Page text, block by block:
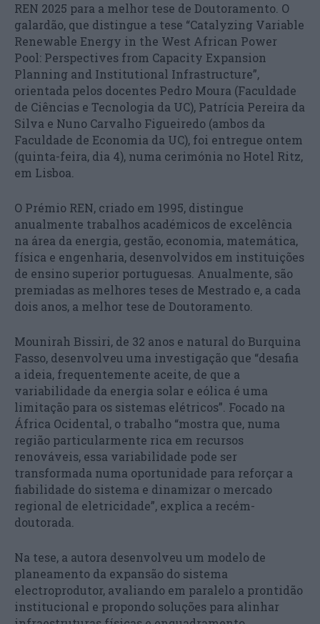
REN 2025 para a melhor tese de Doutoramento. O
galardão, que distingue a tese “Catalyzing Variable
Renewable Energy in the West African Power
Pool: Perspectives from Capacity Expansion
Planning and Institutional Infrastructure”,
orientada pelos docentes Pedro Moura (Faculdade
de Ciências e Tecnologia da UC), Patrícia Pereira da
Silva e Nuno Carvalho Figueiredo (ambos da
Faculdade de Economia da UC), foi entregue ontem
(quinta-feira, dia 4), numa cerimónia no Hotel Ritz,
em Lisboa.
O Prémio REN, criado em 1995, distingue
anualmente trabalhos académicos de excelência
na área da energia, gestão, economia, matemática,
física e engenharia, desenvolvidos em instituições
de ensino superior portuguesas. Anualmente, são
premiadas as melhores teses de Mestrado e, a cada
dois anos, a melhor tese de Doutoramento.
Mounirah Bissiri, de 32 anos e natural do Burquina
Fasso, desenvolveu uma investigação que “desafia
a ideia, frequentemente aceite, de que a
variabilidade da energia solar e eólica é uma
limitação para os sistemas elétricos”. Focado na
África Ocidental, o trabalho “mostra que, numa
região particularmente rica em recursos
renováveis, essa variabilidade pode ser
transformada numa oportunidade para reforçar a
fiabilidade do sistema e dinamizar o mercado
regional de eletricidade”, explica a recém-
doutorada.
Na tese, a autora desenvolveu um modelo de
planeamento da expansão do sistema
electroprodutor, avaliando em paralelo a prontidão
institucional e propondo soluções para alinhar